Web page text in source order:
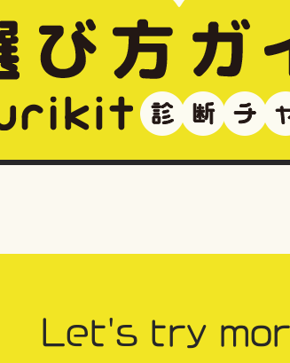
Let's try